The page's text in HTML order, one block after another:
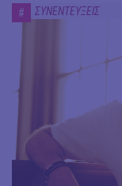
# ΣΥΝΕΝΤΕΥΞΕΙΣ